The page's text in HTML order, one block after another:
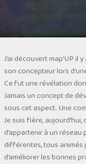
modalités
et jusqu’à la
J’ai découvert map’UP il
son concepteur lors
Ce fut une révélation
Jamais un concept de
sous cet aspect. Une
Je suis fière,
d’appartenir à un
différentes, tous
d’améliorer les bonnes